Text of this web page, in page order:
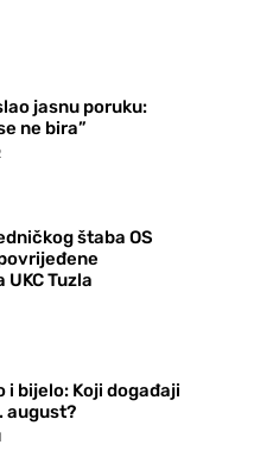
jasnu poruku:
ne bira”
štaba OS
Tuzla
i bijelo: Koji događaji
august?